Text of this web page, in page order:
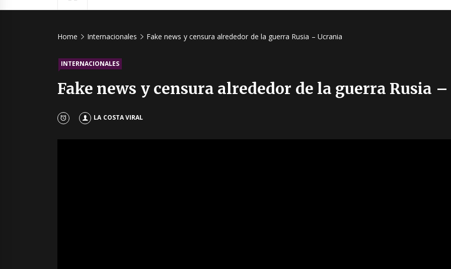
Home Internacionales Fake news y censura alrededor de la guerra Rusia – Ucrania
INTERNACIONALES
Fake news y censura alrededor de la guerra Rusia
LA COSTA VIRAL